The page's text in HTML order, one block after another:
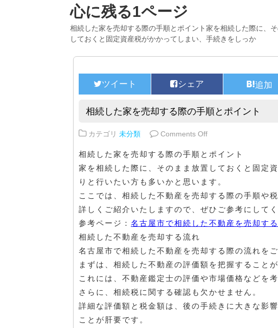
心に残る1ページ
相続した家を売却する際の手順とポイント家を相続した際に、
しておくと固定資産税がかかってしまい、手続きをしっか
相続した家を売却する際の手順とポイント
カテゴリ 未分類 Comments Offon 相続した家を売却
相続した家を売却する際の手順とポイント
家を相続した際に、そのまま放置しておくと固定
りと行いたい方も多いかと思います。
ここでは、相続した不動産を売却する際の手順や
詳しくご紹介いたしますので、ぜひご参考にしてく
参考ページ： 名古屋市で相続した不動産を売却す
相続した不動産を売却する流れ
名古屋市で相続した不動産を売却する際の流れを
まずは、相続した不動産の評価額を把握することが
これには、不動産鑑定士の評価や市場価格などを
さらに、相続税に関する確認も欠かせません。
詳細な評価額と税金額は、後の手続きに大きな影
ことが肝要です。